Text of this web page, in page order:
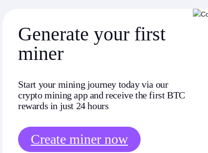
Generate your first
miner
Start your mining journey today via our
crypto mining app and receive the first BTC
rewards in just 24 hours
Create miner now